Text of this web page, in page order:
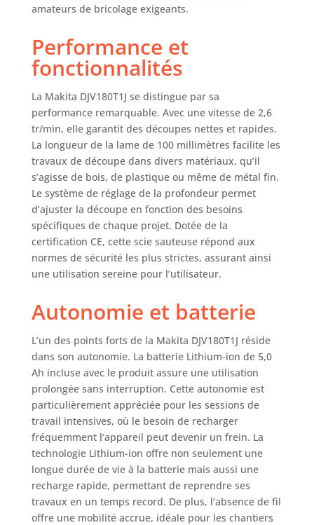
B-10 pour bois et
Longueur totale de
100 mm -
Longueur de
travail de 75 mm.
amateurs de bricolage exigeants.
Performance et
fonctionnalités
La Makita DJV180T1J se distingue par sa
performance remarquable. Avec une vitesse de 2,6
tr/min, elle garantit des découpes nettes et rapides.
La longueur de la lame de 100 millimètres facilite les
travaux de découpe dans divers matériaux, qu’il
s’agisse de bois, de plastique ou même de métal fin.
Le système de réglage de la profondeur permet
d’ajuster la découpe en fonction des besoins
spécifiques de chaque projet. Dotée de la
certification CE, cette scie sauteuse répond aux
normes de sécurité les plus strictes, assurant ainsi
une utilisation sereine pour l’utilisateur.
Autonomie et batterie
L’un des points forts de la Makita DJV180T1J réside
dans son autonomie. La batterie Lithium-ion de 5,0
Ah incluse avec le produit assure une utilisation
prolongée sans interruption. Cette autonomie est
particulièrement appréciée pour les sessions de
travail intensives, où le besoin de recharger
fréquemment l’appareil peut devenir un frein. La
technologie Lithium-ion offre non seulement une
longue durée de vie à la batterie mais aussi une
recharge rapide, permettant de reprendre ses
travaux en un temps record. De plus, l’absence de fil
offre une mobilité accrue, idéale pour les chantiers